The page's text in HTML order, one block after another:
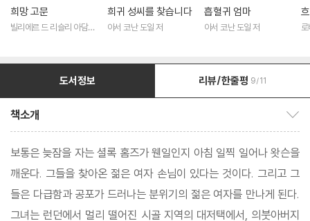
희망 고문
빌리에르 드 리슬리 아담
희귀 성씨를 찾습니다
아서 코난 도일 저
흡혈귀 엄마
아서 코난 도일 저
도서정보 리뷰/한줄평 9/11
책소개
보통은 늦잠을 자는 셜록 홈즈가 웬일인지 아침 일찍 일어나 왓슨을
깨운다. 그들을 찾아온 젊은 여자 손님이 있다는 것이다. 그리고 그
들은 다급함과 공포가 드러나는 분위기의 젊은 여자를 만나게 된다.
그녀는 런던에서 멀리 떨어진 시골 지역의 대저택에서, 의붓아버지